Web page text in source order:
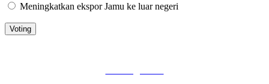
Meningkatkan ekspor Jamu ke luar negeri